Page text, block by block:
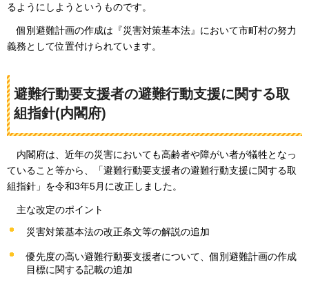
るようにしようというものです。
個別避難計画の作成は『災害対策基本法』において市町村の努力
義務として位置付けられています。
避難行動要支援者の避難行動支援に関する取
組指針(内閣府)
内閣府は、近年の災害においても高齢者や障がい者が犠牲となっ
ていること等から、「避難行動要支援者の避難行動支援に関する取
組指針」を令和3年5月に改正しました。
主な改定のポイント
災害対策基本法の改正条文等の解説の追加
優先度の高い避難行動要支援者について、個別避難計画の作成
目標に関する記載の追加